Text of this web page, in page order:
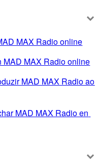
MAX Radio online
MAD MAX Radio online
MAD MAX Radio ao
MAD MAX Radio en